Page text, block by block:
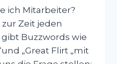
ich Mitarbeiter?
Zeit jeden
Buzzwords wie
„Great Flirt „mit